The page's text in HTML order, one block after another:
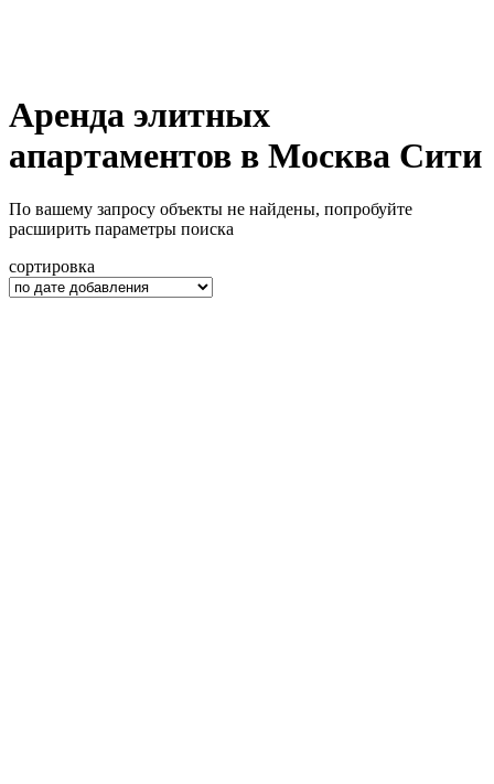
Аренда элитных
апартаментов в Москва Сити
По вашему запросу объекты не найдены, попробуйте
расширить параметры поиска
сортировка